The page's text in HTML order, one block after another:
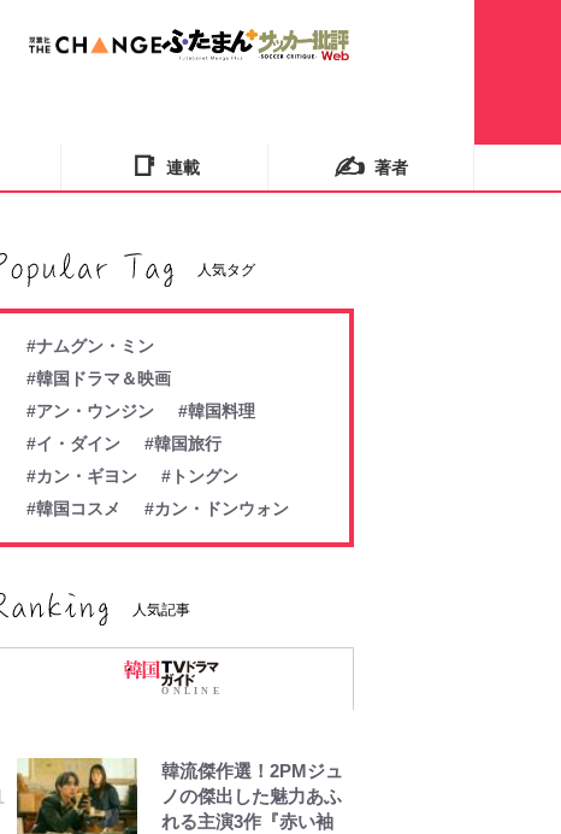
📑 連載 ✍️ 著者
人気タグ
#ナムグン・ミン
#韓国ドラマ＆映画
#アン・ウンジン
#韓国料理
#イ・ダイン
#韓国旅行
#カン・ギヨン
#トングン
#韓国コスメ
#カン・ドンウォン
人気記事
韓流傑作選！2PMジュ
ノの傑出した魅力あふ
れる主演3作『赤い袖